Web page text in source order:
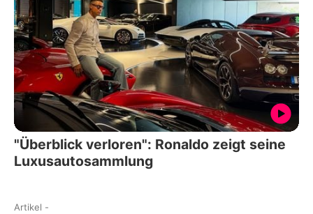
"Überblick verloren": Ronaldo zeigt seine
Luxusautosammlung
Artikel -